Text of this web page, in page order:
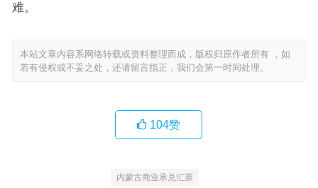
难。
本站文章内容系网络转载或资料整理而成，版权归原作者所有 ，如
若有侵权或不妥之处，还请留言指正，我们会第一时间处理。
104赞
内蒙古商业承兑汇票